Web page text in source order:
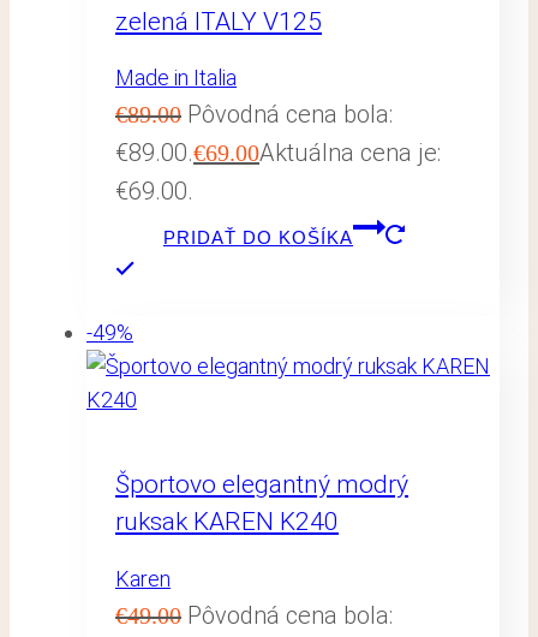
zelená ITALY V125
Made in Italia
€89.00 Pôvodná cena bola:
€89.00.€69.00Aktuálna cena je:
€69.00.
PRIDAŤ DO KOŠÍKA
-49%
Športovo elegantný modrý
ruksak KAREN K240
Karen
€49.00 Pôvodná cena bola: